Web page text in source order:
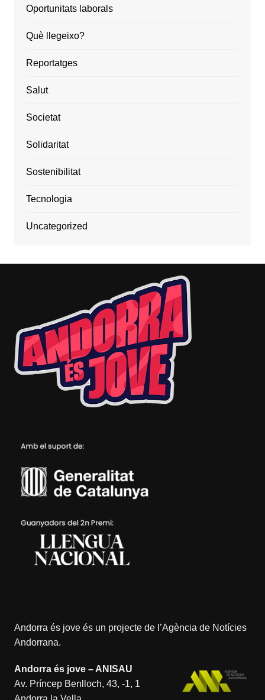
Oportunitats laborals
Què llegeixo?
Reportatges
Salut
Societat
Solidaritat
Sostenibilitat
Tecnologia
Uncategorized
Andorra és jove és un projecte de l’Agència de Notícies
Andorrana.
Andorra és jove – ANISAU
Av. Príncep Benlloch, 43, -1, 1